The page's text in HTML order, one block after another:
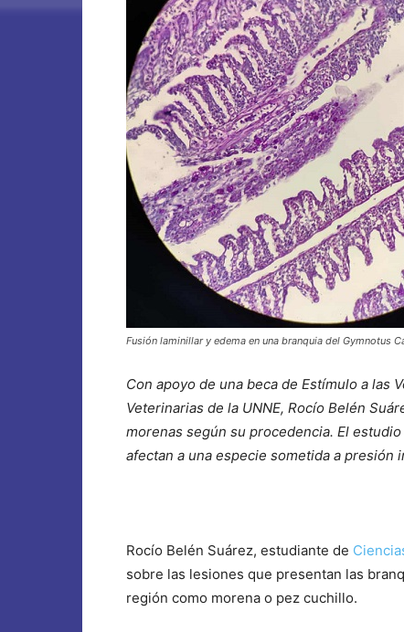
Fusión laminillar y edema en una branquia del Gymnotus
Con apoyo de una beca de Estímulo a las
Veterinarias de la UNNE, Rocío Belén
morenas según su procedencia. El
afectan a una especie sometida a presión
Rocío Belén Suárez, estudiante de
sobre las lesiones que presentan las
región como morena o pez cuchillo.